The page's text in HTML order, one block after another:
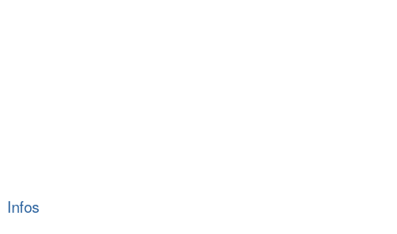
Infos